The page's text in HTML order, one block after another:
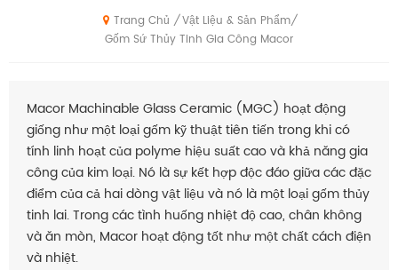
Trang Chủ / Vật Liệu & Sản Phẩm/
Gốm Sứ Thủy Tinh Gia Công Macor
Macor Machinable Glass Ceramic (MGC) hoạt động
giống như một loại gốm kỹ thuật tiên tiến trong khi có
tính linh hoạt của polyme hiệu suất cao và khả năng gia
công của kim loại. Nó là sự kết hợp độc đáo giữa các đặc
điểm của cả hai dòng vật liệu và nó là một loại gốm thủy
tinh lai. Trong các tình huống nhiệt độ cao, chân không
và ăn mòn, Macor hoạt động tốt như một chất cách điện
và nhiệt.